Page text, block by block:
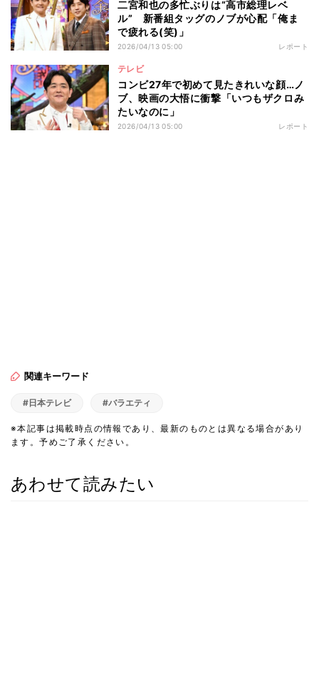
二宮和也の多忙ぶりは“高市総理レベ
ル” 新番組タッグのノブが心配「俺ま
で疲れる(笑)」
2026/04/13 05:00 レポート
テレビ
コンビ27年で初めて見たきれいな顔…ノ
ブ、映画の大悟に衝撃「いつもザクロみ
たいなのに」
2026/04/13 05:00 レポート
関連キーワード
#日本テレビ #バラエティ
※本記事は掲載時点の情報であり、最新のものとは異なる場合があり
ます。予めご了承ください。
あわせて読みたい